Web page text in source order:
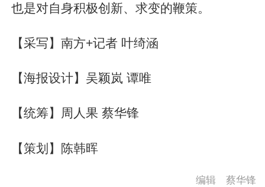
也是对自身积极创新、求变的鞭策。
【采写】南方+记者 叶绮涵
【海报设计】吴颖岚 谭唯
【统筹】周人果 蔡华锋
【策划】陈韩晖
编辑 蔡华锋